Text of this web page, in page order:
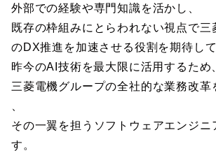
外部での経験や専門知識を活かし、
既存の枠組みにとらわれない視点で三
のDX推進を加速させる役割を期待して
昨今のAI技術を最大限に活用するため
三菱電機グループの全社的な業務改革
その一翼を担うソフトウェアエンジニ
す。